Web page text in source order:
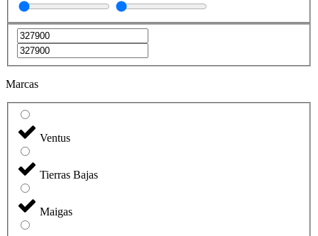
Marcas
Ventus
Tierras Bajas
Maigas